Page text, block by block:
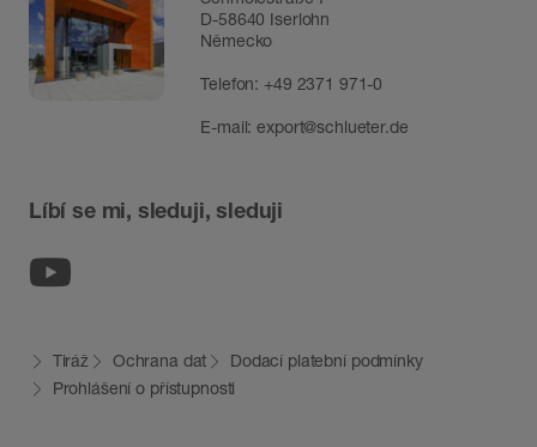
D-58640 Iserlohn
Německo
Telefon:+49 2371 971-0
E-mail:export@schlueter.de
Líbí se mi, sleduji, sleduji
Tiráž Ochrana dat
Dodací platební podmínky
Prohlášení o přístupnosti